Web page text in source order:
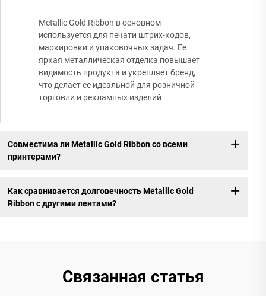
Metallic Gold Ribbon в основном
используется для печати штрих-кодов,
маркировки и упаковочных задач. Ее
яркая металлическая отделка повышает
видимость продукта и укрепляет бренд,
что делает ее идеальной для розничной
торговли и рекламных изделий
Совместима ли Metallic Gold Ribbon со всеми
принтерами?
Как сравнивается долговечность Metallic Gold
Ribbon с другими лентами?
Связанная статья